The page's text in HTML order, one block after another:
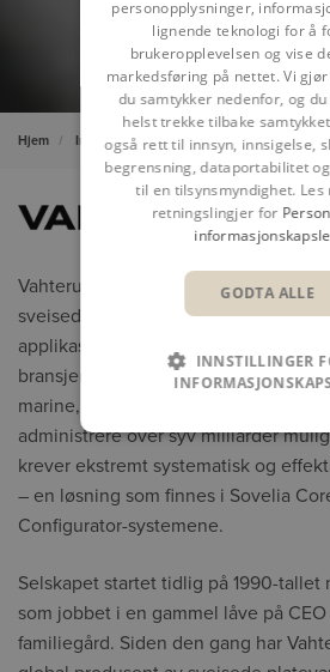
Hjem Innsikter Kundereferanser Vahterus
Vahterus er et finsk familieeid
sveisede platevarmevekslere for
applikasjoner. Deres produkter
bransjer som
marine, kjøling og ulike
administrere over syv milliarder
krever ekstremt systematisk og
– en løsning som finnes i Sovelia
Configurator-systemene.
Selskapet startet tidlig på 1990-tallet
som jobbet i en gammel låve på
familiegård. Siden den gang har
personopplysninger,
lignende teknologi for å
brukeropplevelsen og vise
markedsføring på nettet. Vi
du samtykker nedenfor, og
helst trekke tilbake
også rett til innsyn, innsigelse,
begrensning, dataportabilitet
til en tilsynsmyndighet. Les
retningslingjer for
GODTA ALLE
INNSTILLINGER